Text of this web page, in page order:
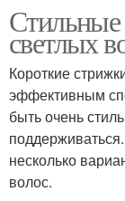
Стильные
светлых
Короткие
эффективным
быть очень
несколько
волос.